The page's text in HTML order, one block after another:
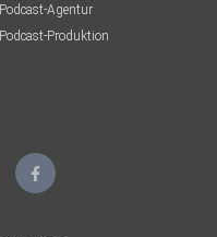
Podcast-Agentur
Podcast-Produktion